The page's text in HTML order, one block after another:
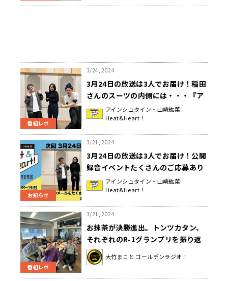
番組レポ
3/24, 2024
3月24日の放送は3人でお届け！稲田
さんのスーツの内側には・・・『ア
インシュタイン・山崎紘菜
Heat&Heart!』
アインシュタイン・山崎紘菜
Heat&Heart！
お知らせ
3/21, 2024
3月24日の放送は3人でお届け！公開
録音イベントたくさんのご応募あり
がとうございました！『アインシュ
タイン・山崎紘菜 Heat&Heart!』
アインシュタイン・山崎紘菜
Heat&Heart！
番組レポ
3/21, 2024
お抹茶が決勝進出。トンツカタン、
それぞれのR-1グランプリを振り返
る
大竹まこと ゴールデンラジオ！